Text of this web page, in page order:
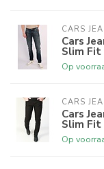
CARS
Cars
Slim Fit
Op
CARS
Cars
Slim Fit
Op